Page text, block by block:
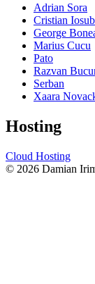
Adrian Sora
Cristian Iosub
George
Marius Cucu
Pato
Razvan
Serban
Xaara
Hosting
Cloud Hosting
© 2026 Damian